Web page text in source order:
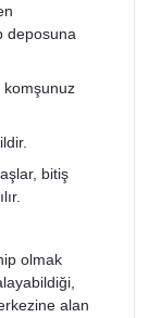
deposuna
komşunuz
bitiş
olmak
alan